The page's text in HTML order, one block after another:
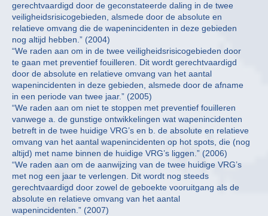
gerechtvaardigd door de geconstateerde daling in de twee
veiligheidsrisicogebieden, alsmede door de absolute en
relatieve omvang die de wapenincidenten in deze gebieden
nog altijd hebben.” (2004)
“We raden aan om in de twee veiligheidsrisicogebieden door
te gaan met preventief fouilleren. Dit wordt gerechtvaardigd
door de absolute en relatieve omvang van het aantal
wapenincidenten in deze gebieden, alsmede door de afname
in een periode van twee jaar.” (2005)
“We raden aan om niet te stoppen met preventief fouilleren
vanwege a. de gunstige ontwikkelingen wat wapenincidenten
betreft in de twee huidige VRG’s en b. de absolute en relatieve
omvang van het aantal wapenincidenten op hot spots, die (nog
altijd) met name binnen de huidige VRG’s liggen.” (2006)
“We raden aan om de aanwijzing van de twee huidige VRG’s
met nog een jaar te verlengen. Dit wordt nog steeds
gerechtvaardigd door zowel de geboekte vooruitgang als de
absolute en relatieve omvang van het aantal
wapenincidenten.” (2007)